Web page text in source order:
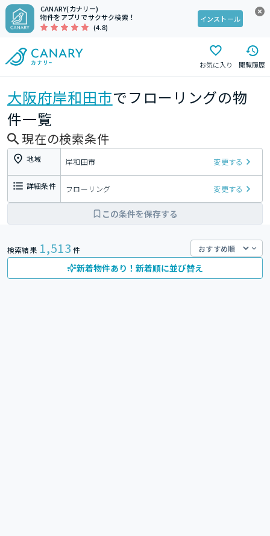
CANARY(カナリー)
物件をアプリでサクサク検索！
(4.8)
インストール
お気に入り 閲覧履歴
大阪府岸和田市でフローリングの物
件一覧
現在の検索条件
地域 岸和田市 変更する
詳細条件 フローリング 変更する
この条件を保存する
検索結果 1,513 件
新着物件あり！新着順に並び替え